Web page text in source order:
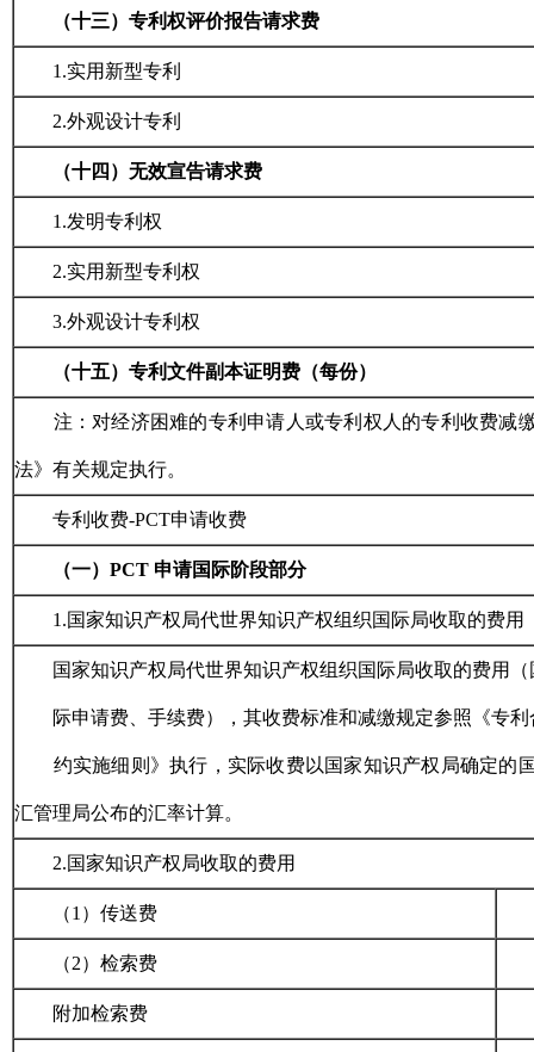
（十三）专利权评价报告请求费
1.实用新型专利
2.外观设计专利
（十四）无效宣告请求费
1.发明专利权
2.实用新型专利权
3.外观设计专利权
（十五）专利文件副本证明费（每份）
注：对经济困难的专利申请人或专利权人的专利收费减
法》有关规定执行。
专利收费-PCT申请收费
（一）PCT 申请国际阶段部分
1.国家知识产权局代世界知识产权组织国际局收取的费用
国家知识产权局代世界知识产权组织国际局收取的费用（
际申请费、手续费），其收费标准和减缴规定参照《专利
约实施细则》执行，实际收费以国家知识产权局确定的
汇管理局公布的汇率计算。
2.国家知识产权局收取的费用
（1）传送费
（2）检索费
附加检索费